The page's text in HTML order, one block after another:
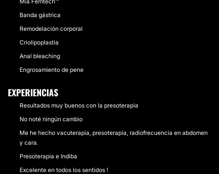
Banda gástrica
Remodelación corporal
Criolipoplastia
Anal bleaching
Engrosamiento de pene
EXPERIENCIAS
Resultados muy buenos con la presoterapia
No noté ningún cambio
Me he hecho vacuterapia, presoterapia, radiofrecuencia en abdomen
y cara.
Presoterapia e Indiba
Excelente en todos los sentidos !